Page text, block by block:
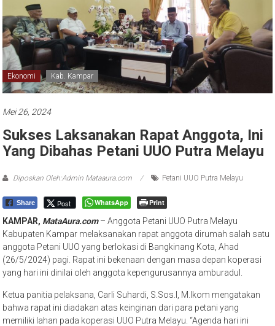
Ekonomi Kab. Kampar
Mei 26, 2024
Sukses Laksanakan Rapat Anggota, Ini
Yang Dibahas Petani UUO Putra Melayu
Diposkan Oleh:Admin Mataaura.com Petani UUO Putra Melayu
Share Post WhatsApp Print
KAMPAR, MataAura.com– Anggota Petani UUO Putra Melayu
Kabupaten Kampar melaksanakan rapat anggota dirumah salah satu
anggota Petani UUO yang berlokasi di Bangkinang Kota, Ahad
(26/5/2024) pagi. Rapat ini bekenaan dengan masa depan koperasi
yang hari ini dinilai oleh anggota kepengurusannya amburadul.
Ketua panitia pelaksana, Carli Suhardi, S.Sos.I, M.Ikom mengatakan
bahwa rapat ini diadakan atas keinginan dari para petani yang
memiliki lahan pada koperasi UUO Putra Melayu. “Agenda hari ini